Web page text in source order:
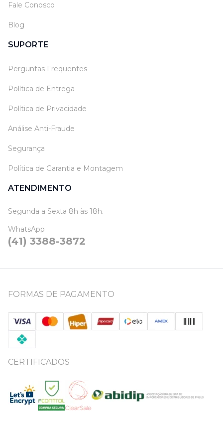
Fale Conosco
Blog
SUPORTE
Perguntas Frequentes
Política de Entrega
Política de Privacidade
Análise Anti-Fraude
Segurança
Política de Garantia e Montagem
ATENDIMENTO
Segunda a Sexta 8h às 18h.
WhatsApp
(41) 3388-3872
FORMAS DE PAGAMENTO
CERTIFICADOS